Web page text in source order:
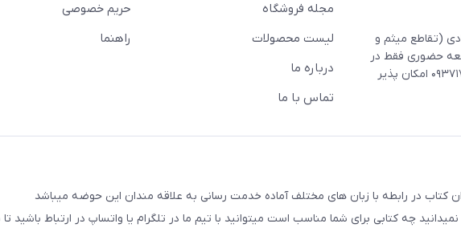
(تقاطع میثم و
حضوری فقط در
صورت هماهنگی قبلی با شماره ۰۹۳۷۱۷۴۲۴۲۳ امکان پذیر
مجله فروشگاه
لیست محصولات
درباره ما
تماس با ما
حریم خصوصی
راهنما
چه کتابی برای شما مناسب است میتوانید با تیم ما در تلگرام یا واتساپ در ارتباط باشید تا